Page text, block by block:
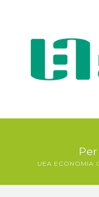
MERCAT D’INTERCANVI
UEA ECONOMIA